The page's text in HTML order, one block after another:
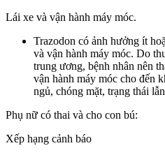
Lái xe và vận hành máy móc.
Trazodon có ảnh hưởng ít
và vận hành máy móc. Do
trung ương, bệnh nhân nên
vận hành máy móc cho đến
ngủ, chóng mặt, trạng thái
Phụ nữ có thai và cho con bú:
Xếp hạng cảnh báo